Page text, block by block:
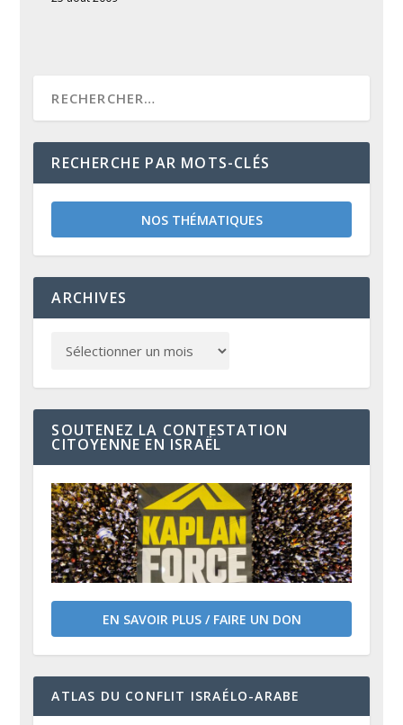
RECHERCHE PAR MOTS-CLÉS
NOS THÉMATIQUES
ARCHIVES
SOUTENEZ LA CONTESTATION
CITOYENNE EN ISRAËL
EN SAVOIR PLUS / FAIRE UN DON
ATLAS DU CONFLIT ISRAÉLO-ARABE